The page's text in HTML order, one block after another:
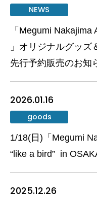
NEWS
「Megumi Nakajima
」オリジナルグッ
先行予約販売のお知
2026.01.16
goods
1/18(日)「Megumi
“like a bird” in
2025.12.26